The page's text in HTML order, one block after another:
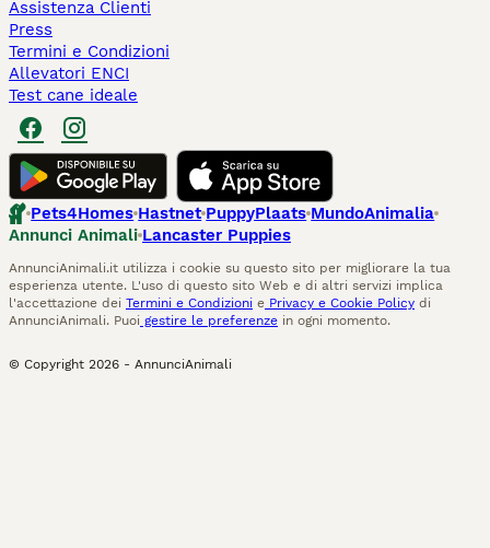
Assistenza Clienti
Press
Termini e Condizioni
Allevatori ENCI
Test cane ideale
Pets4Homes Hastnet PuppyPlaats MundoAnimalia
Annunci Animali Lancaster Puppies
AnnunciAnimali.it utilizza i cookie su questo sito per migliorare la tua
esperienza utente. L'uso di questo sito Web e di altri servizi implica
l'accettazione dei Termini e Condizioni e Privacy e Cookie Policy di
AnnunciAnimali. Puoi gestire le preferenze in ogni momento.
© Copyright 2026 - AnnunciAnimali